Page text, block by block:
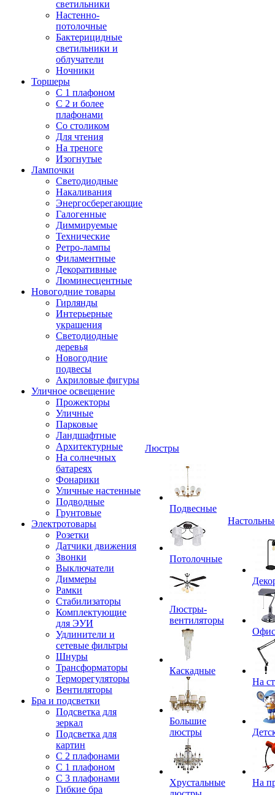
светильники
Настенно-
потолочные
Бактерицидные
светильники и
облучатели
Ночники
Торшеры
С 1 плафоном
С 2 и более
плафонами
Со столиком
Для чтения
На треноге
Изогнутые
Лампочки
Светодиодные
Накаливания
Энергосберегающие
Галогенные
Диммируемые
Технические
Ретро-лампы
Филаментные
Декоративные
Люминесцентные
Новогодние товары
Гирлянды
Интерьерные
украшения
Светодиодные
деревья
Новогодние
подвесы
Акриловые фигуры
Уличное освещение
Прожекторы
Уличные
Парковые
Ландшафтные
Архитектурные
На солнечных
батареях
Фонарики
Уличные настенные
Подводные
Грунтовые
Электротовары
Розетки
Датчики движения
Звонки
Выключатели
Диммеры
Рамки
Стабилизаторы
Комплектующие
для ЭУИ
Удлинители и
сетевые фильтры
Шнуры
Трансформаторы
Терморегуляторы
Вентиляторы
Бра и подсветки
Подсветка для
зеркал
Подсветка для
картин
С 2 плафонами
С 1 плафоном
С 3 плафонами
Гибкие бра
Люстры
Подвесные
Потолочные
Люстры-
вентиляторы
Каскадные
Большие
люстры
Хрустальные
На
На